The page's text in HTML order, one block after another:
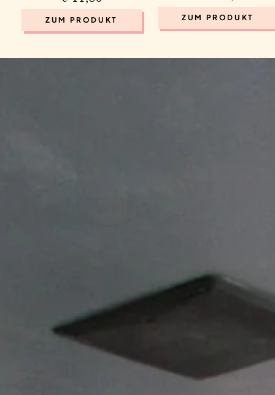
Preis
ZUM PRODUKT
Preis
ZUM PRODUKT